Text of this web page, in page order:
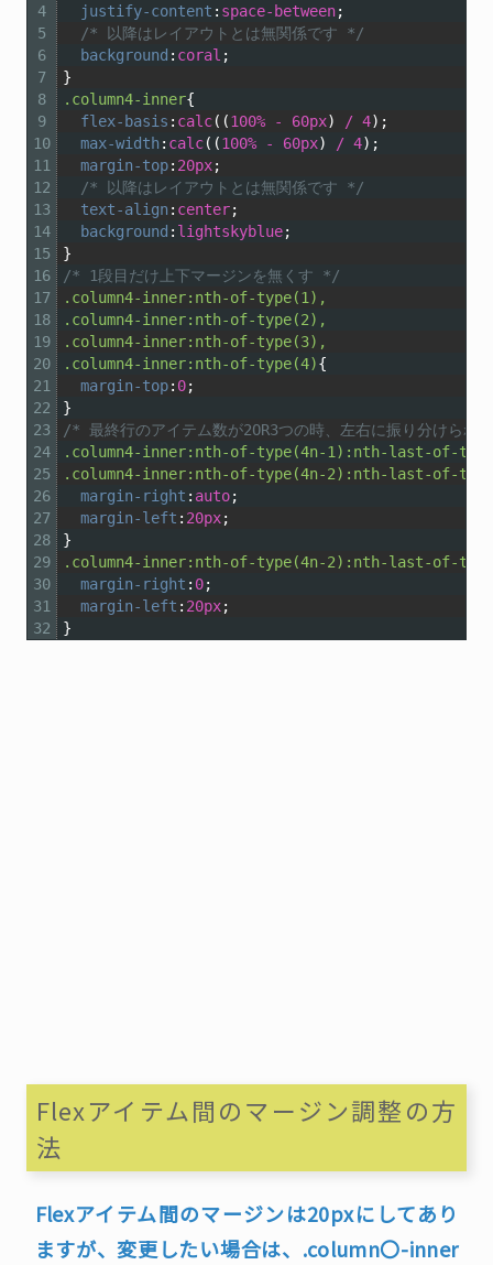
4
5
6
7
8
9
10
11
12
13
14
15
16
17
18
19
20
21
22
23
24
25
26
27
28
29
30
31
32
justify-content : space-between;
/* 以降はレイアウトとは無関係です */
background : coral ;
}
.column4-inner{
flex-basis : calc((100% - 60px) / 4);
max-width : calc((100% - 60px) / 4);
margin-top: 20px;
/* 以降はレイアウトとは無関係です */
text-align: center;
background : lightskyblue;
}
/* 1段目だけ上下マージンを無くす */
.column4-inner:nth-of-type(1),
.column4-inner:nth-of-type(2),
.column4-inner:nth-of-type(3),
.column4-inner:nth-of-type(4){
margin-top: 0;
}
/* 最終行のアイテム数が2OR3つの時、左右に振り分けられ
.column4-inner:nth-of-type(4n-1):nth-last-of-
.column4-inner:nth-of-type(4n-2):nth-last-of-
margin-right : auto;
margin-left : 20px;
}
.column4-inner:nth-of-type(4n-2):nth-last-of-
margin-right : 0;
margin-left : 20px;
}
Flexアイテム間のマージン調整の方
法
Flexアイテム間のマージンは20pxにしてあり
ますが、変更したい場合は、.column〇-inner